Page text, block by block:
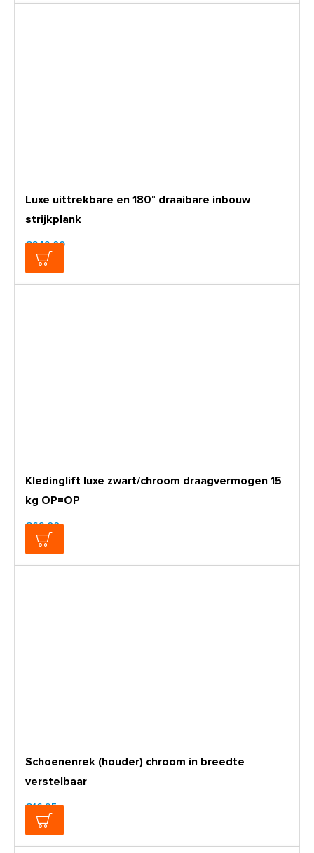
Luxe uittrekbare en 180° draaibare inbouw
strijkplank
€249,00
Kledinglift luxe zwart/chroom draagvermogen 15
kg OP=OP
€69,00
Schoenenrek (houder) chroom in breedte
verstelbaar
€16,95